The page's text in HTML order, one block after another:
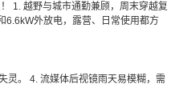
1. 越野与城市通勤兼顾，周末穿越复
6.6kW外放电，露营、日常使用都方
灵。 4. 流媒体后视镜雨天易模糊，需